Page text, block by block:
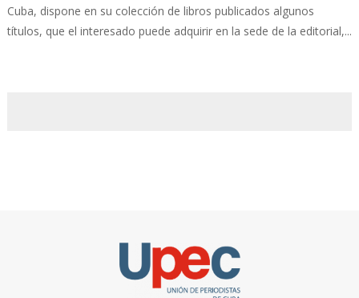
Cuba, dispone en su colección de libros publicados algunos
títulos, que el interesado puede adquirir en la sede de la editorial,...